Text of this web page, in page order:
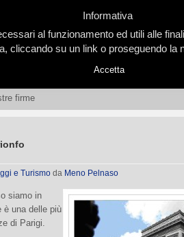
firme
e Turismo da Meno Pelnaso
siamo in
è una delle più
di Parigi.
Informativa
al funzionamento ed utili alle
cliccando su un link o proseguendo la
Accetta